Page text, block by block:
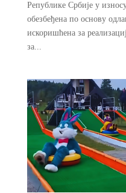
Републике Србије у
обезбеђена по основу
искоришћена за
за...